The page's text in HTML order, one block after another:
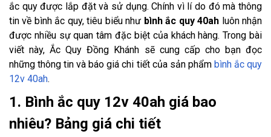
ắc quy được lắp đặt và sử dụng. Chính vì lí do đó mà thông
tin về bình ắc quy, tiêu biểu như bình ắc quy 40ah luôn nhận
được nhiều sự quan tâm đặc biệt của khách hàng. Trong bài
viết này, Ắc Quy Đồng Khánh sẽ cung cấp cho bạn đọc
những thông tin và báo giá chi tiết của sản phẩmbình ắc quy
12v 40ah.
1. Bình ắc quy 12v 40ah giá bao
nhiêu? Bảng giá chi tiết